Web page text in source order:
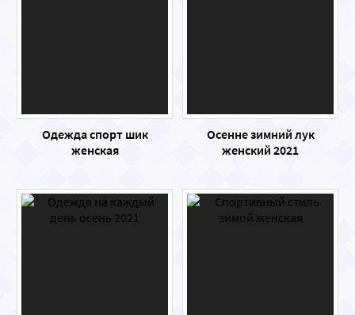
Одежда спорт шик
женская
Осенне зимний лук
женский 2021